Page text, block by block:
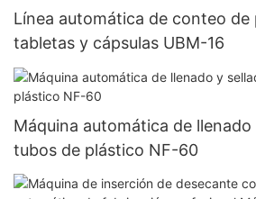
Línea automática de conteo de
tabletas y cápsulas UBM-16
Máquina automática de llenado
tubos de plástico NF-60